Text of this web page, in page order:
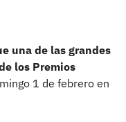
una de las grandes
los Premios
1 de febrero en